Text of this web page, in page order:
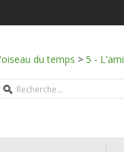
du temps > 5 -